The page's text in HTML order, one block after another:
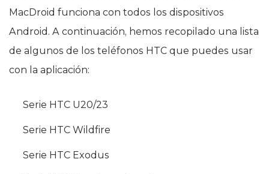
MacDroid funciona con todos los dispositivos
Android. A continuación, hemos recopilado una lista
de algunos de los teléfonos HTC que puedes usar
con la aplicación:
Serie HTC U20/23
Serie HTC Wildfire
Serie HTC Exodus